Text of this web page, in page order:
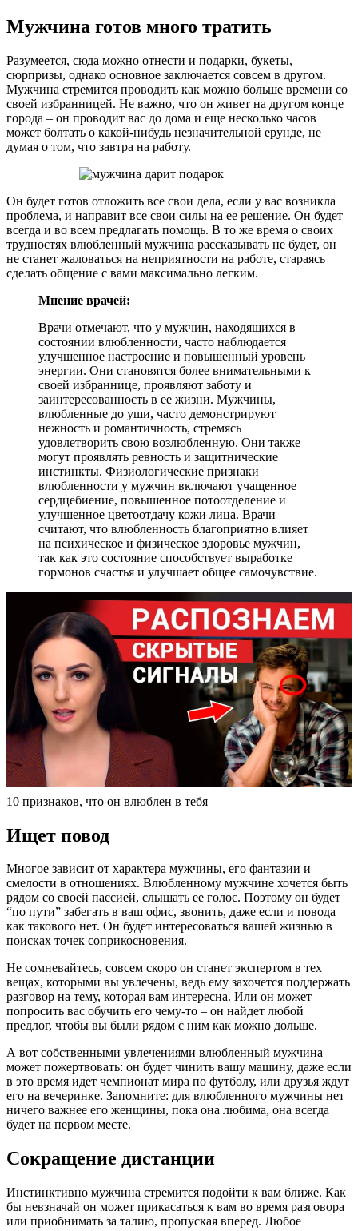
Мужчина готов много тратить
Разумеется, сюда можно отнести и подарки, букеты,
сюрпризы, однако основное заключается совсем в другом.
Мужчина стремится проводить как можно больше времени со
своей избранницей. Не важно, что он живет на другом конце
города – он проводит вас до дома и еще несколько часов
может болтать о какой-нибудь незначительной ерунде, не
думая о том, что завтра на работу.
Он будет готов отложить все свои дела, если у вас возникла
проблема, и направит все свои силы на ее решение. Он будет
всегда и во всем предлагать помощь. В то же время о своих
трудностях влюбленный мужчина рассказывать не будет, он
не станет жаловаться на неприятности на работе, стараясь
сделать общение с вами максимально легким.
Мнение врачей:
Врачи отмечают, что у мужчин, находящихся в
состоянии влюбленности, часто наблюдается
улучшенное настроение и повышенный уровень
энергии. Они становятся более внимательными к
своей избраннице, проявляют заботу и
заинтересованность в ее жизни. Мужчины,
влюбленные до уши, часто демонстрируют
нежность и романтичность, стремясь
удовлетворить свою возлюбленную. Они также
могут проявлять ревность и защитнические
инстинкты. Физиологические признаки
влюбленности у мужчин включают учащенное
сердцебиение, повышенное потоотделение и
улучшенное цветоотдачу кожи лица. Врачи
считают, что влюбленность благоприятно влияет
на психическое и физическое здоровье мужчин,
так как это состояние способствует выработке
гормонов счастья и улучшает общее самочувствие.
10 признаков, что он влюблен в тебя
Ищет повод
Многое зависит от характера мужчины, его фантазии и
смелости в отношениях. Влюбленному мужчине хочется быть
рядом со своей пассией, слышать ее голос. Поэтому он будет
“по пути” забегать в ваш офис, звонить, даже если и повода
как такового нет. Он будет интересоваться вашей жизнью в
поисках точек соприкосновения.
Не сомневайтесь, совсем скоро он станет экспертом в тех
вещах, которыми вы увлечены, ведь ему захочется поддержать
разговор на тему, которая вам интересна. Или он может
попросить вас обучить его чему-то – он найдет любой
предлог, чтобы вы были рядом с ним как можно дольше.
А вот собственными увлечениями влюбленный мужчина
может пожертвовать: он будет чинить вашу машину, даже если
в это время идет чемпионат мира по футболу, или друзья ждут
его на вечеринке. Запомните: для влюбленного мужчины нет
ничего важнее его женщины, пока она любима, она всегда
будет на первом месте.
Сокращение дистанции
Инстинктивно мужчина стремится подойти к вам ближе. Как
бы невзначай он может прикасаться к вам во время разговора
или приобнимать за талию, пропуская вперед. Любое